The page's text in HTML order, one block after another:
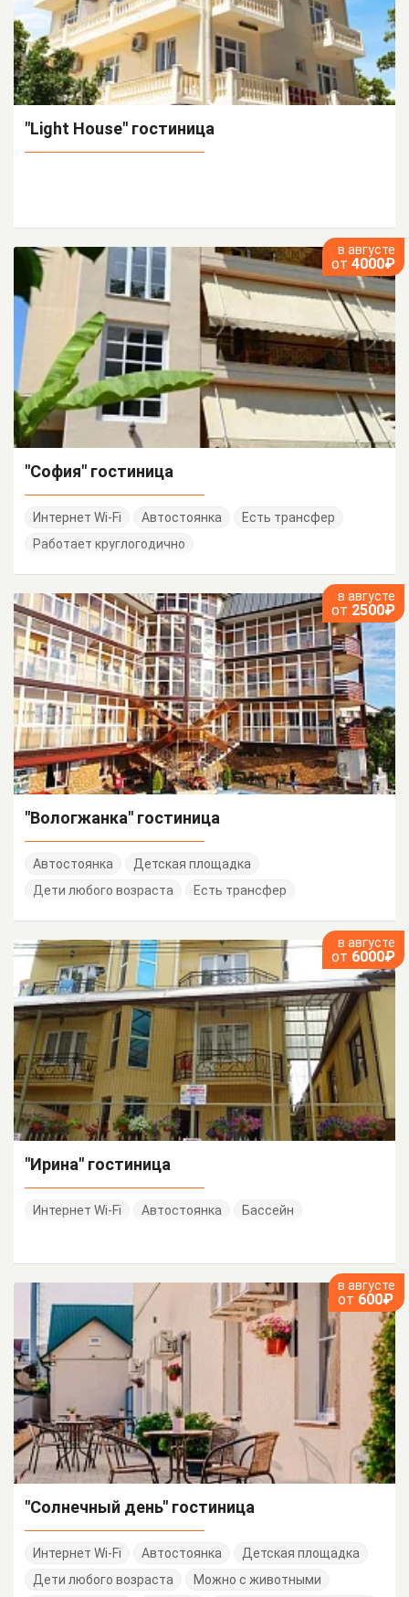
"Light House" гостиница
в августе
от 4000₽
"София" гостиница
Интернет Wi-Fi Автостоянка
Есть трансфер
Работает круглогодично
в августе
от 2500₽
"Вологжанка" гостиница
Автостоянка
Детская площадка
Дети любого возраста
Есть трансфер
в августе
от 6000₽
"Ирина" гостиница
Интернет Wi-Fi Автостоянка Бассейн
в августе
от 600₽
"Солнечный день" гостиница
Интернет Wi-Fi Автостоянка
Детская площадка
Дети любого возраста
Можно с животными